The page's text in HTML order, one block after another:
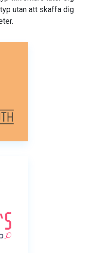
utan att skaffa dig